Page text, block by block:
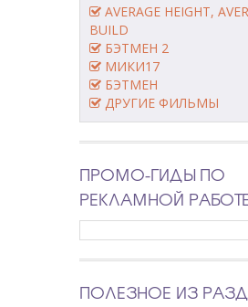
AVERAGE HEIGHT,
BUILD
БЭТМЕН 2
МИКИ17
БЭТМЕН
ДРУГИЕ ФИЛЬМЫ
ПРОМО-ГИДЫ ПО
РЕКЛАМНОЙ
ПОЛЕЗНОЕ ИЗ